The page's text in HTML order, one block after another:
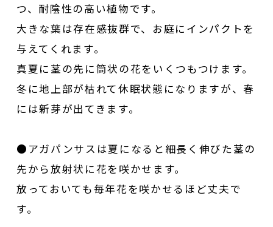
つ、耐陰性の高い植物です。
大きな葉は存在感抜群で、お庭にインパクトを
与えてくれます。
真夏に茎の先に筒状の花をいくつもつけます。
冬に地上部が枯れて休眠状態になりますが、春
には新芽が出てきます。
●アガパンサスは夏になると細長く伸びた茎の
先から放射状に花を咲かせます。
放っておいても毎年花を咲かせるほど丈夫で
す。